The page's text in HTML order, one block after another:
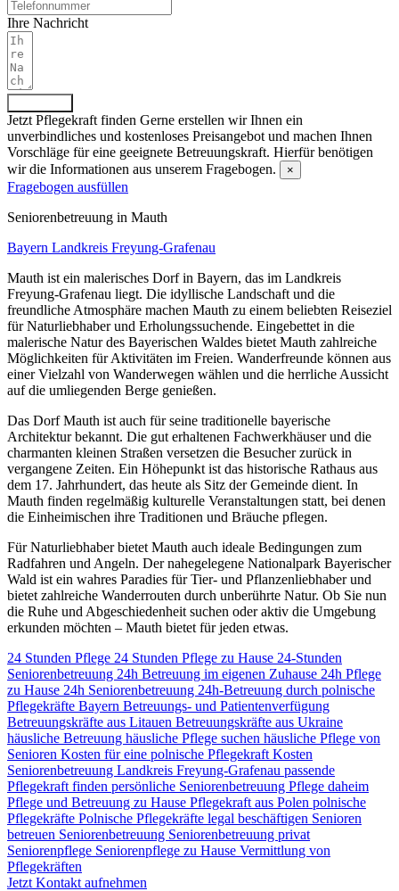
Ihre Nachricht
Jetzt Pflegekraft finden Gerne erstellen wir Ihnen ein
unverbindliches und kostenloses Preisangebot und machen Ihnen
Vorschläge für eine geeignete Betreuungskraft. Hierfür benötigen
wir die Informationen aus unserem Fragebogen.
×
Fragebogen ausfüllen
Senioren­betreuung in Mauth
Bayern Landkreis Freyung-Grafenau
Mauth ist ein malerisches Dorf in Bayern, das im Landkreis
Freyung-Grafenau liegt. Die idyllische Landschaft und die
freundliche Atmosphäre machen Mauth zu einem beliebten Reiseziel
für Naturliebhaber und Erholungssuchende. Eingebettet in die
malerische Natur des Bayerischen Waldes bietet Mauth zahlreiche
Möglichkeiten für Aktivitäten im Freien. Wanderfreunde können aus
einer Vielzahl von Wanderwegen wählen und die herrliche Aussicht
auf die umliegenden Berge genießen.
Das Dorf Mauth ist auch für seine traditionelle bayerische
Architektur bekannt. Die gut erhaltenen Fachwerkhäuser und die
charmanten kleinen Straßen versetzen die Besucher zurück in
vergangene Zeiten. Ein Höhepunkt ist das historische Rathaus aus
dem 17. Jahrhundert, das heute als Sitz der Gemeinde dient. In
Mauth finden regelmäßig kulturelle Veranstaltungen statt, bei denen
die Einheimischen ihre Traditionen und Bräuche pflegen.
Für Naturliebhaber bietet Mauth auch ideale Bedingungen zum
Radfahren und Angeln. Der nahegelegene Nationalpark Bayerischer
Wald ist ein wahres Paradies für Tier- und Pflanzenliebhaber und
bietet zahlreiche Wanderrouten durch unberührte Natur. Ob Sie nun
die Ruhe und Abgeschiedenheit suchen oder aktiv die Umgebung
erkunden möchten – Mauth bietet für jeden etwas.
24 Stunden Pflege 24 Stunden Pflege zu Hause 24-Stunden
Seniorenbetreuung 24h Betreuung im eigenen Zuhause 24h Pflege
zu Hause 24h Seniorenbetreuung 24h-Betreuung durch polnische
Pflegekräfte Bayern Betreuungs- und Patientenverfügung
Betreuungskräfte aus Litauen Betreuungskräfte aus Ukraine
häusliche Betreuung häusliche Pflege suchen häusliche Pflege von
Senioren Kosten für eine polnische Pflegekraft Kosten
Seniorenbetreuung Landkreis Freyung-Grafenau passende
Pflegekraft finden persönliche Seniorenbetreuung Pflege daheim
Pflege und Betreuung zu Hause Pflegekraft aus Polen polnische
Pflegekräfte Polnische Pflegekräfte legal beschäftigen Senioren
betreuen Seniorenbetreuung Seniorenbetreuung privat
Seniorenpflege Seniorenpflege zu Hause Vermittlung von
Pflegekräften
Jetzt Kontakt aufnehmen